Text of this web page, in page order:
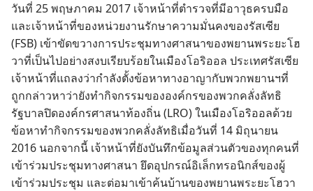
วัน​ที่ 25 พฤษภาคม 2017 เจ้าหน้าที่​ตำรวจ​ที่​มี​อาวุธ​ครบ​มือ​
และ​เจ้าหน้าที่​ของ​หน่วย​งาน​รักษา​ความ​มั่นคง​ของ​รัสเซีย
(FSB) เข้า​ขัด​ขวาง​การ​ประชุม​ทาง​ศาสนา​ของ​พยาน​พระ​ยะโฮ
วา​ที่​เป็น​ไป​อย่าง​สงบ​เรียบร้อย​ใน​เมือง​โอริออล ประเทศ​รัสเซีย
เจ้าหน้าที่​แถลง​ว่า​กำลัง​ตั้ง​ข้อ​หา​ทาง​อาญา​กับ​พวก​พยาน​ฯ​ที่​
ถูก​กล่าวหา​ว่า​ยัง​ทำ​กิจกรรม​ของ​องค์กร​ของ​พวก​คลั่ง​ลัทธิ
รัฐบาล​ปิด​องค์กร​ศาสนา​ท้องถิ่น (LRO) ใน​เมือง​โอริออล​ด้วย​
ข้อ​หา​ทำ​กิจกรรม​ของ​พวก​คลั่ง​ลัทธิ​เมื่อ​วัน​ที่ 14 มิถุนายน
2016 นอก​จาก​นี้ เจ้าหน้าที่​ยัง​บันทึก​ข้อมูล​ส่วน​ตัว​ของ​ทุก​คน​ที่​
เข้า​ร่วม​ประชุม​ทาง​ศาสนา ยึด​อุปกรณ์​อิเล็กทรอนิกส์​ของ​ผู้​
เข้า​ร่วม​ประชุม และ​ต่อ​มา​เข้า​ค้น​บ้าน​ของ​พยาน​พระ​ยะโฮวา​